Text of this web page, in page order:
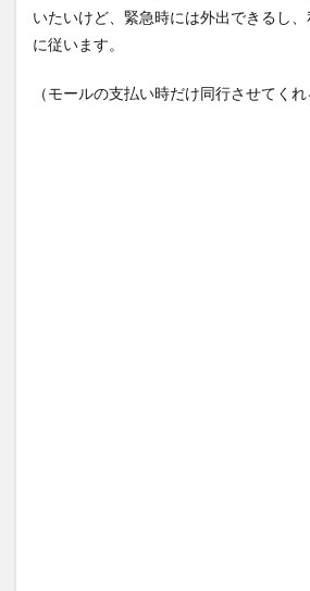
いたいけど、緊急時には外出できるし
に従います。
（モールの支払い時だけ同行させてくれ